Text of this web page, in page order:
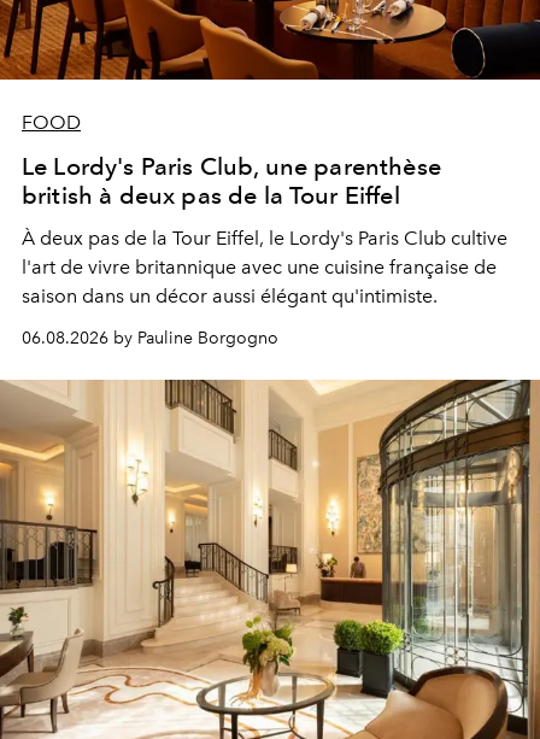
FOOD
Le Lordy's Paris Club, une parenthèse
british à deux pas de la Tour Eiffel
À deux pas de la Tour Eiffel, le Lordy's Paris Club cultive
l'art de vivre britannique avec une cuisine française de
saison dans un décor aussi élégant qu'intimiste.
06.08.2026 by Pauline Borgogno